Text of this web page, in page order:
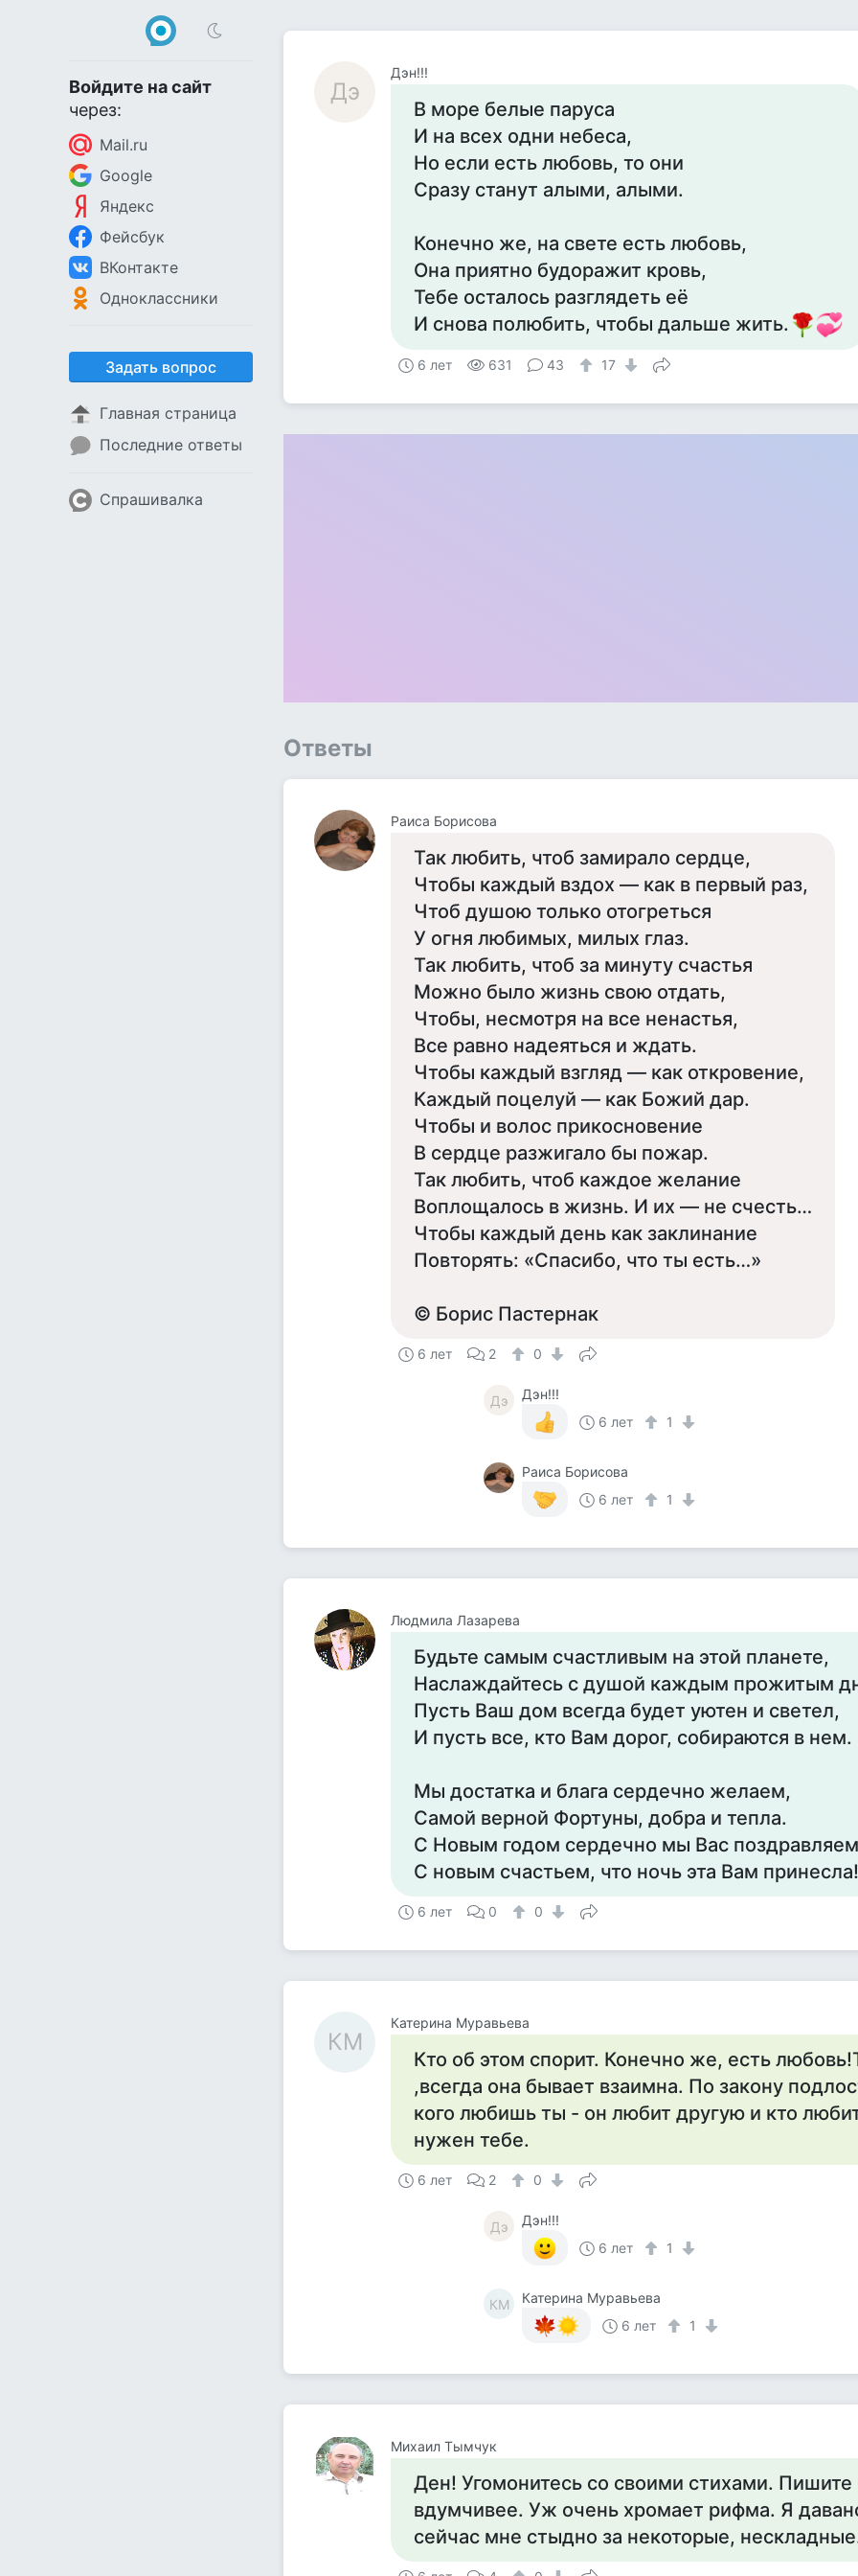
Войдите на сайт
через:
Mail.ru
Google
Яндекс
Фейсбук
ВКонтакте
Одноклассники
Задать вопрос
Главная страница
Последние ответы
Спрашивалка
Дэ
Дэн!!!
В море белые паруса
И на всех одни небеса,
Но если есть любовь, то они
Сразу станут алыми, алыми.
Конечно же, на свете есть любовь,
Она приятно будоражит кровь,
Тебе осталось разглядеть её
И снова полюбить, чтобы дальше жить.
6 лет 631 43 17
Ответы
Раиса Борисова
Так любить, чтоб замирало сердце,
Чтобы каждый вздох — как в первый раз,
Чтоб душою только отогреться
У огня любимых, милых глаз.
Так любить, чтоб за минуту счастья
Можно было жизнь свою отдать,
Чтобы, несмотря на все ненастья,
Все равно надеяться и ждать.
Чтобы каждый взгляд — как откровение,
Каждый поцелуй — как Божий дар.
Чтобы и волос прикосновение
В сердце разжигало бы пожар.
Так любить, чтоб каждое желание
Воплощалось в жизнь. И их — не счесть…
Чтобы каждый день как заклинание
Повторять: «Спасибо, что ты есть…»
© Борис Пастернак
6 лет 2 0
Дэ
Дэн!!!
6 лет
1
Раиса Борисова
6 лет
1
Людмила Лазарева
Будьте самым счастливым на этой планете,
Наслаждайтесь с душой каждым прожитым
Пусть Ваш дом всегда будет уютен и светел,
И пусть все, кто Вам дорог, собираются в нем.
Мы достатка и блага сердечно желаем,
Самой верной Фортуны, добра и тепла.
С Новым годом сердечно мы Вас
С новым счастьем, что ночь эта Вам принесла!
6 лет 0 0
КМ
Катерина Муравьева
Кто об этом спорит. Конечно же, есть
,всегда она бывает взаимна. По закону
кого любишь ты - он любит другую и кто
нужен тебе.
6 лет 2 0
Дэ
Дэн!!!
6 лет
1
КМ
Катерина Муравьева
6 лет
1
Михаил Тымчук
Ден! Угомонитесь со своими стихами.
вдумчивее. Уж очень хромает рифма. Я
сейчас мне стыдно за некоторые,